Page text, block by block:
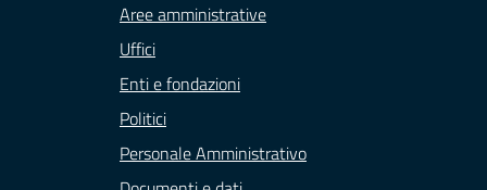
Aree amministrative
Uffici
Enti e fondazioni
Politici
Personale Amministrativo